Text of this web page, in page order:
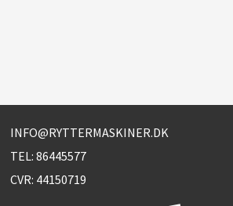
INFO@RYTTERMASKINER.DK
TEL: 86445577
CVR: 44150719